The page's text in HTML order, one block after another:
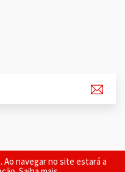
navegar no site estará a
reservados.